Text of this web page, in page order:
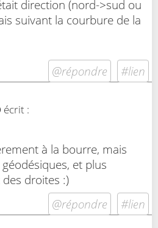
direction (nord->sud ou
suivant la courbure de la
@répondre #lien
écrit :
à la bourre, mais
et plus
droites :)
@répondre
#lien